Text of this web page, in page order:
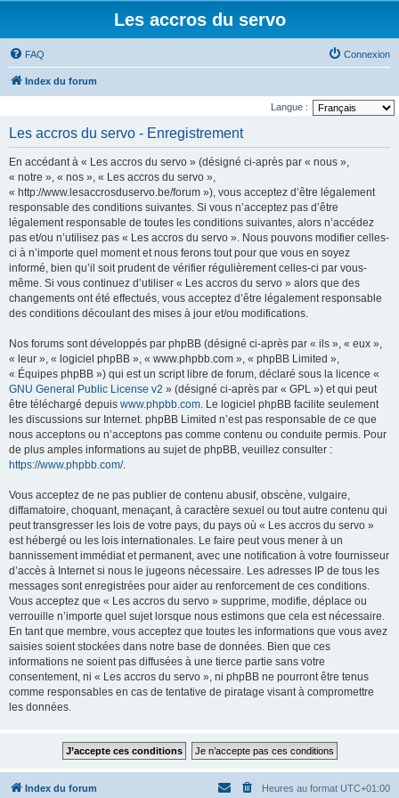
Les accros du servo
FAQ Connexion
Index du forum
Langue :
Les accros du servo - Enregistrement
En accédant à « Les accros du servo » (désigné ci-après par « nous »,
« notre », « nos », « Les accros du servo »,
« http://www.lesaccrosduservo.be/forum »), vous acceptez d’être légalement
responsable des conditions suivantes. Si vous n’acceptez pas d’être
légalement responsable de toutes les conditions suivantes, alors n’accédez
pas et/ou n’utilisez pas « Les accros du servo ». Nous pouvons modifier celles-
ci à n’importe quel moment et nous ferons tout pour que vous en soyez
informé, bien qu’il soit prudent de vérifier régulièrement celles-ci par vous-
même. Si vous continuez d’utiliser « Les accros du servo » alors que des
changements ont été effectués, vous acceptez d’être légalement responsable
des conditions découlant des mises à jour et/ou modifications.
Nos forums sont développés par phpBB (désigné ci-après par « ils », « eux »,
« leur », « logiciel phpBB », « www.phpbb.com », « phpBB Limited »,
« Équipes phpBB ») qui est un script libre de forum, déclaré sous la licence «
GNU General Public License v2 » (désigné ci-après par « GPL ») et qui peut
être téléchargé depuis www.phpbb.com. Le logiciel phpBB facilite seulement
les discussions sur Internet. phpBB Limited n’est pas responsable de ce que
nous acceptons ou n’acceptons pas comme contenu ou conduite permis. Pour
de plus amples informations au sujet de phpBB, veuillez consulter :
https://www.phpbb.com/.
Vous acceptez de ne pas publier de contenu abusif, obscène, vulgaire,
diffamatoire, choquant, menaçant, à caractère sexuel ou tout autre contenu qui
peut transgresser les lois de votre pays, du pays où « Les accros du servo »
est hébergé ou les lois internationales. Le faire peut vous mener à un
bannissement immédiat et permanent, avec une notification à votre fournisseur
d’accès à Internet si nous le jugeons nécessaire. Les adresses IP de tous les
messages sont enregistrées pour aider au renforcement de ces conditions.
Vous acceptez que « Les accros du servo » supprime, modifie, déplace ou
verrouille n’importe quel sujet lorsque nous estimons que cela est nécessaire.
En tant que membre, vous acceptez que toutes les informations que vous avez
saisies soient stockées dans notre base de données. Bien que ces
informations ne soient pas diffusées à une tierce partie sans votre
consentement, ni « Les accros du servo », ni phpBB ne pourront être tenus
comme responsables en cas de tentative de piratage visant à compromettre
les données.
Index du forum Heures au format UTC+01:00